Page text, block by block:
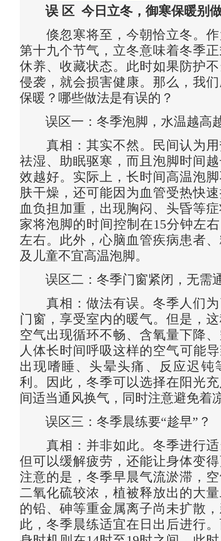
误 区 今日立冬，御寒保暖别
倏忽寒将至，今朝恰立冬。
第十九个节气，立冬意味着冬季
休养、收藏状态。此时如果防护
侵袭，就会损害健康。那么，我
保暖？哪些做法是有误的？
误区一：冬季泡脚，水温越高
真相 ：其实不然。民间认为
祛湿、助眠驱寒，而且泡脚时间
效越好。实际上，长时间高温泡
肤干燥，还可能因为血管受热快
血负担加重，出现胸闷、头昏等
家将泡脚的时间控制在15分钟左
左右。此外，心脑血管疾病患者
及儿童不宜高温泡脚。
误区二：冬季门窗紧闭，无需
真相 ：做法有误。冬季人们
门窗，享受室内的暖气。但是，
空气出现循环不畅、含氧量下降
人体长时间呼吸这样的空气可能
出现嗜睡、头晕头痛、反应迟钝
利。因此，冬季可以选择在阳光
间适当通风换气，同时注意避免着
误区三：冬季晨练要“趁早”？
真相 ：并非如此。冬季进行
但可以缓解疲劳，还能让身体变
注意的是，冬季早晨气流淤滞，
二氧化硫较浓，植被释放出的大
的铅、砷等重金属离子尚未扩散
此，冬季晨练适宜在日出后进行